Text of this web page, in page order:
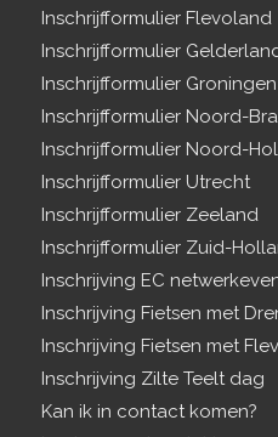
Inschrijfformulier Flevoland
Inschrijfformulier
Inschrijfformulier Groningen
Inschrijfformulier Noord-
Inschrijfformulier Noord-
Inschrijfformulier Utrecht
Inschrijfformulier Zeeland
Inschrijfformulier Zuid-
Inschrijving EC
Inschrijving Fietsen met
Inschrijving Fietsen met
Inschrijving Zilte Teelt dag
Kan ik in contact komen?